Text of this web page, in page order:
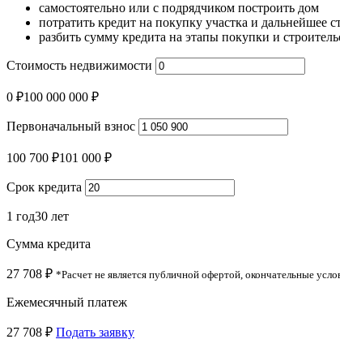
самостоятельно или с подрядчиком построить дом
потратить кредит на покупку участка и дальнейшее
разбить сумму кредита на этапы покупки и
Стоимость недвижимости
0 ₽100 000 000 ₽
Первоначальный взнос
100 700 ₽101 000 ₽
Срок кредита
1 год30 лет
Сумма кредита
27 708 ₽ *Расчет не является публичной офертой, окончательные
Ежемесячный платеж
27 708 ₽ Подать заявку